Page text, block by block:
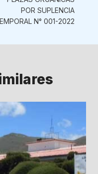
POR SUPLENCIA
N° 001-2022